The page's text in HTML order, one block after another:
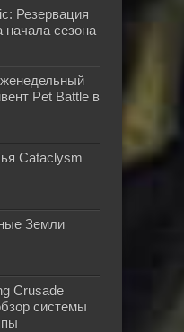
Резервация
начала сезона
Pet Battle в
Cataclysm
Земли
Crusade
системы